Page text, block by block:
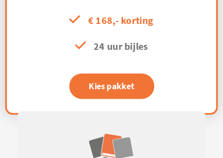
€ 168,- korting
24 uur bijles
Kies pakket